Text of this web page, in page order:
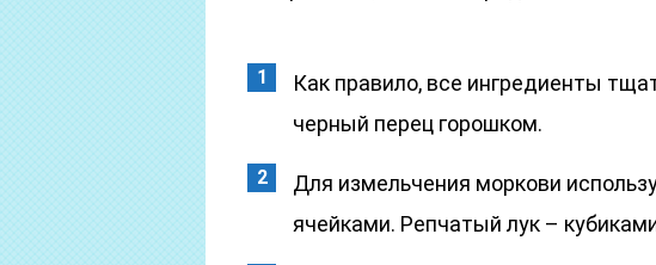
Как правило, все ингредиенты
черный перец горошком.
Для измельчения моркови
ячейками. Репчатый лук –